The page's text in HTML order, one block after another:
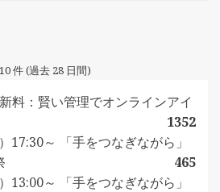
件 (過去 28 日間)
料：賢い管理でオンラインアイ
1352
17:30～ 「手をつなぎながら」
465
13:00～ 「手をつなぎながら」